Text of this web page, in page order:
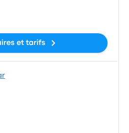
et tarifs